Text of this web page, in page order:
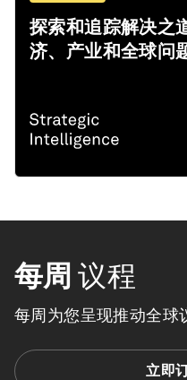
探索和追踪解决之
济、产业和全球问
每周 议程
每周为您呈现推动全球
立即